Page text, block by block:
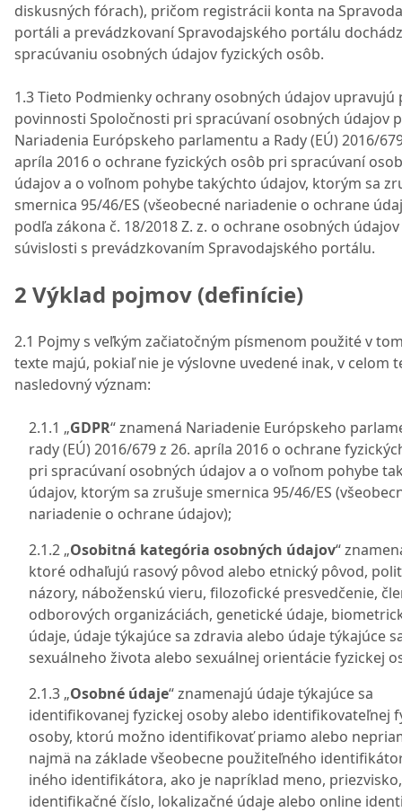
diskusných fórach), pričom registrácii konta na
portáli a prevádzkovaní Spravodajského portálu
spracúvaniu osobných údajov fyzických osôb.
1.3 Tieto Podmienky ochrany osobných údajov upravujú
povinnosti Spoločnosti pri spracúvaní osobných údajov
Nariadenia Európskeho parlamentu a Rady (EÚ) 2016/
apríla 2016 o ochrane fyzických osôb pri spracúvaní
údajov a o voľnom pohybe takýchto údajov, ktorým sa
smernica 95/46/ES (všeobecné nariadenie o ochrane
podľa zákona č. 18/2018 Z. z. o ochrane osobných údajov
súvislosti s prevádzkovaním Spravodajského portálu.
2 Výklad pojmov (definície)
2.1 Pojmy s veľkým začiatočným písmenom použité v
texte majú, pokiaľ nie je výslovne uvedené inak, v celom
nasledovný význam:
2.1.1 „GDPR“ znamená Nariadenie Európskeho
rady (EÚ) 2016/679 z 26. apríla 2016 o ochrane
pri spracúvaní osobných údajov a o voľnom pohybe
údajov, ktorým sa zrušuje smernica 95/46/ES
nariadenie o ochrane údajov);
2.1.2 „Osobitná kategória osobných údajov“
ktoré odhaľujú rasový pôvod alebo etnický pôvod,
názory, náboženskú vieru, filozofické presvedčenie,
odborových organizáciách, genetické údaje,
údaje, údaje týkajúce sa zdravia alebo údaje týkajúce
sexuálneho života alebo sexuálnej orientácie fyzickej
2.1.3 „Osobné údaje“ znamenajú údaje týkajúce sa
identifikovanej fyzickej osoby alebo identifikovateľnej
osoby, ktorú možno identifikovať priamo alebo
najmä na základe všeobecne použiteľného
iného identifikátora, ako je napríklad meno, priezvisko,
identifikačné číslo, lokalizačné údaje alebo online